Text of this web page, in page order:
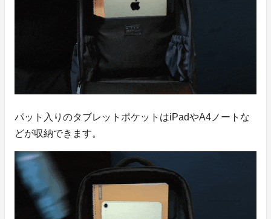
パット入りのタブレットポケットはiPadやA4ノートな
どが収納できます。